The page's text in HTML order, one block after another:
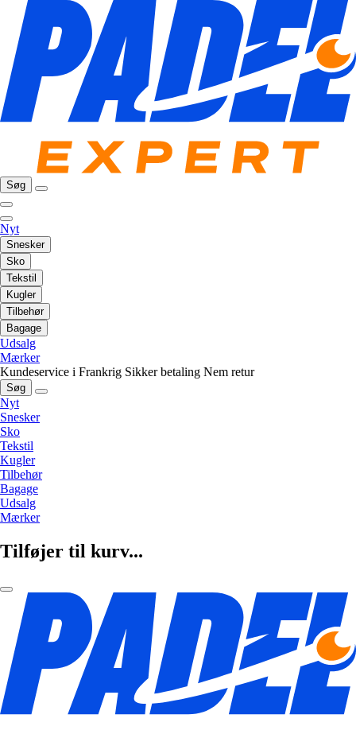
Søg
Nyt
Snesker
Sko
Tekstil
Kugler
Tilbehør
Bagage
Udsalg
Mærker
Kundeservice i Frankrig Sikker betaling Nem retur
Søg
Nyt
Snesker
Sko
Tekstil
Kugler
Tilbehør
Bagage
Udsalg
Mærker
Tilføjer til kurv...